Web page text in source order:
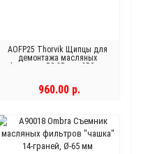
AOFP25 Thorvik Щипцы для
демонтажа масляных
фильтров 50-85 мм, 250 мм
960.00 р.